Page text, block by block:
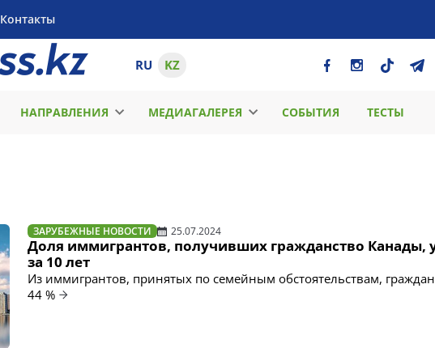
Контакты
RU KZ
НАПРАВЛЕНИЯ МЕДИАГАЛЕРЕЯ СОБЫТИЯ ТЕСТЫ
ЗАРУБЕЖНЫЕ НОВОСТИ 25.07.2024
Доля иммигрантов, получивших гражданство Канады,
за 10 лет
Из иммигрантов, принятых по семейным обстоятельствам,
44 %